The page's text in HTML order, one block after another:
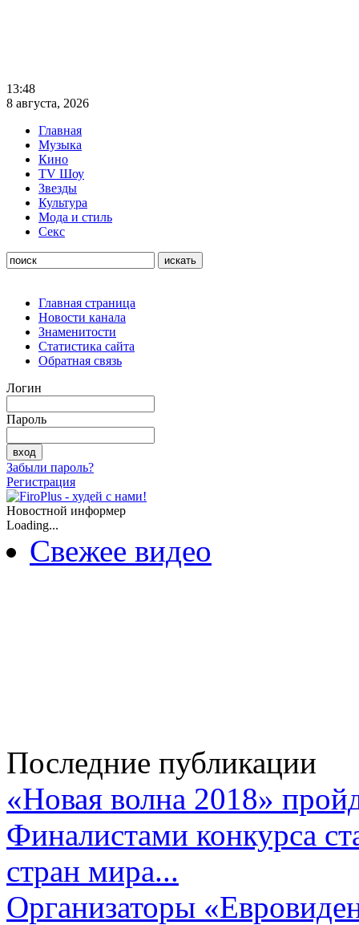
13:48
8 августа, 2026
Главная
Музыка
Кино
TV Шоу
Звезды
Культура
Мода и стиль
Секс
Главная страница
Новости канала
Знаменитости
Статистика сайта
Обратная связь
Логин
Пароль
Забыли пароль?
Регистрация
Новостной информер
Loading...
Свежее видео
Последние публикации
«Новая волна 2018»
Финалистами конкурса
стран мира...
Организаторы